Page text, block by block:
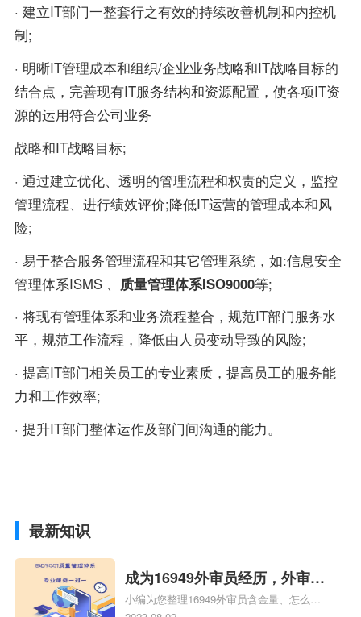
· 建立IT部门一整套行之有效的持续改善机制和内控机
制;
· 明晰IT管理成本和组织/企业业务战略和IT战略目标的
结合点，完善现有IT服务结构和资源配置，使各项IT资
源的运用符合公司业务
战略和IT战略目标;
· 通过建立优化、透明的管理流程和权责的定义，监控
管理流程、进行绩效评价;降低IT运营的管理成本和风
险;
· 易于整合服务管理流程和其它管理系统，如:信息安全
管理体系ISMS 、 质量管理体系ISO9000等;
· 将现有管理体系和业务流程整合，规范IT部门服务水
平，规范工作流程，降低由人员变动导致的风险;
· 提高IT部门相关员工的专业素质，提高员工的服务能
力和工作效率;
· 提升IT部门整体运作及部门间沟通的能力。
最新知识
成为16949外审员经历，外审员
16949
小编为您整理16949外审员含金量、怎么才